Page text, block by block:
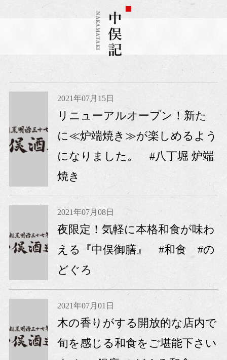
2021年07月15日
リニューアルオープン！新た
に≪炉端焼き≫が楽しめるよう
になりました。 #八丁堀 炉端
焼き
2021年07月08日
夜限定！気軽に本格和食が味わ
える『中俣御膳』 #和食 #の
どぐろ
2021年07月01日
木の香りがする開放的な店内で
旬を感じる和食をご堪能下さい